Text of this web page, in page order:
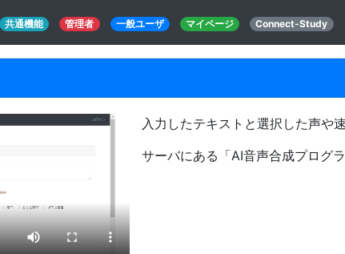
共通機能 管理者 一般ユーザ マイページ Connect-Study
入力したテキストと選択した声や
サーバにある「AI音声合成プログ